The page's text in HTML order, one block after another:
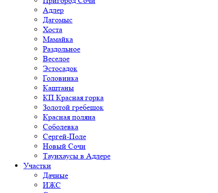
Адлер
Дагомыс
Хоста
Мамайка
Раздольное
Веселое
Эстосадок
Головинка
Каштаны
КП Красная горка
Золотой гребешок
Красная поляна
Соболевка
Сергей-Поле
Новый Сочи
Таунхаусы в Адлере
Участки
Дачные
ИЖС